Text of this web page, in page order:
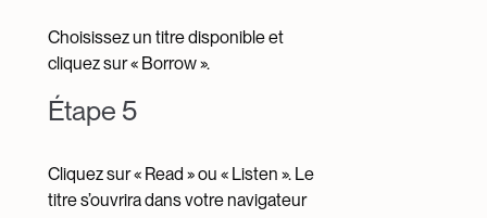
Choisissez un titre disponible et
cliquez sur « Borrow ».
Étape 5
Cliquez sur « Read » ou « Listen ». Le
titre s’ouvrira dans votre navigateur